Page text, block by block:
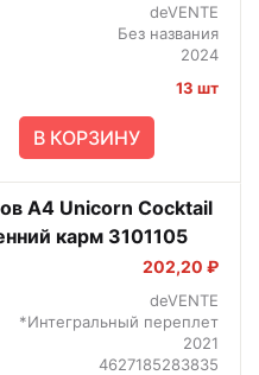
deVENTE
Без названия
2024
13 шт
В КОРЗИНУ
карм 3101105
202,20 ₽
deVENTE
*Интегральный переплет
2021
4627185283835